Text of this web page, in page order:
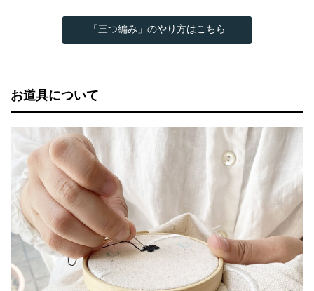
「三つ編み」のやり方はこちら
お道具について